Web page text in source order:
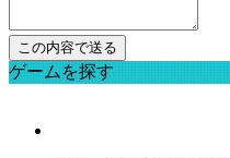
ゲームを探す